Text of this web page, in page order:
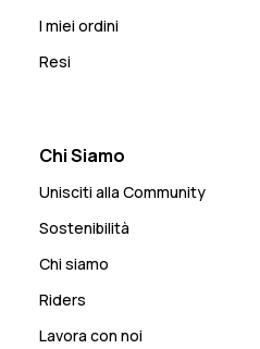
I miei ordini
Resi
Chi Siamo
Unisciti alla Community
Sostenibilità
Chi siamo
Riders
Lavora con noi